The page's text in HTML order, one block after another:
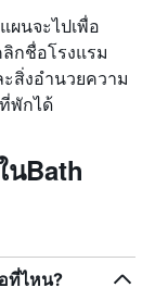
ผนจะไปเพื่อ
กชื่อโรงแรม
สิ่งอำนวยความ
พักได้
นBath
ที่ไหน?